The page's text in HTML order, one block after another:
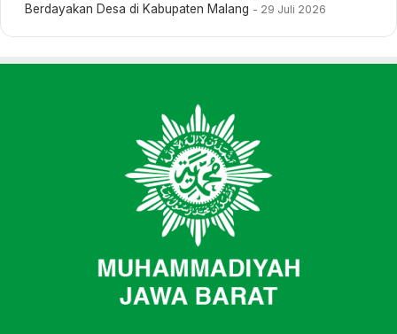
Berdayakan Desa di Kabupaten Malang
29 Juli 2026